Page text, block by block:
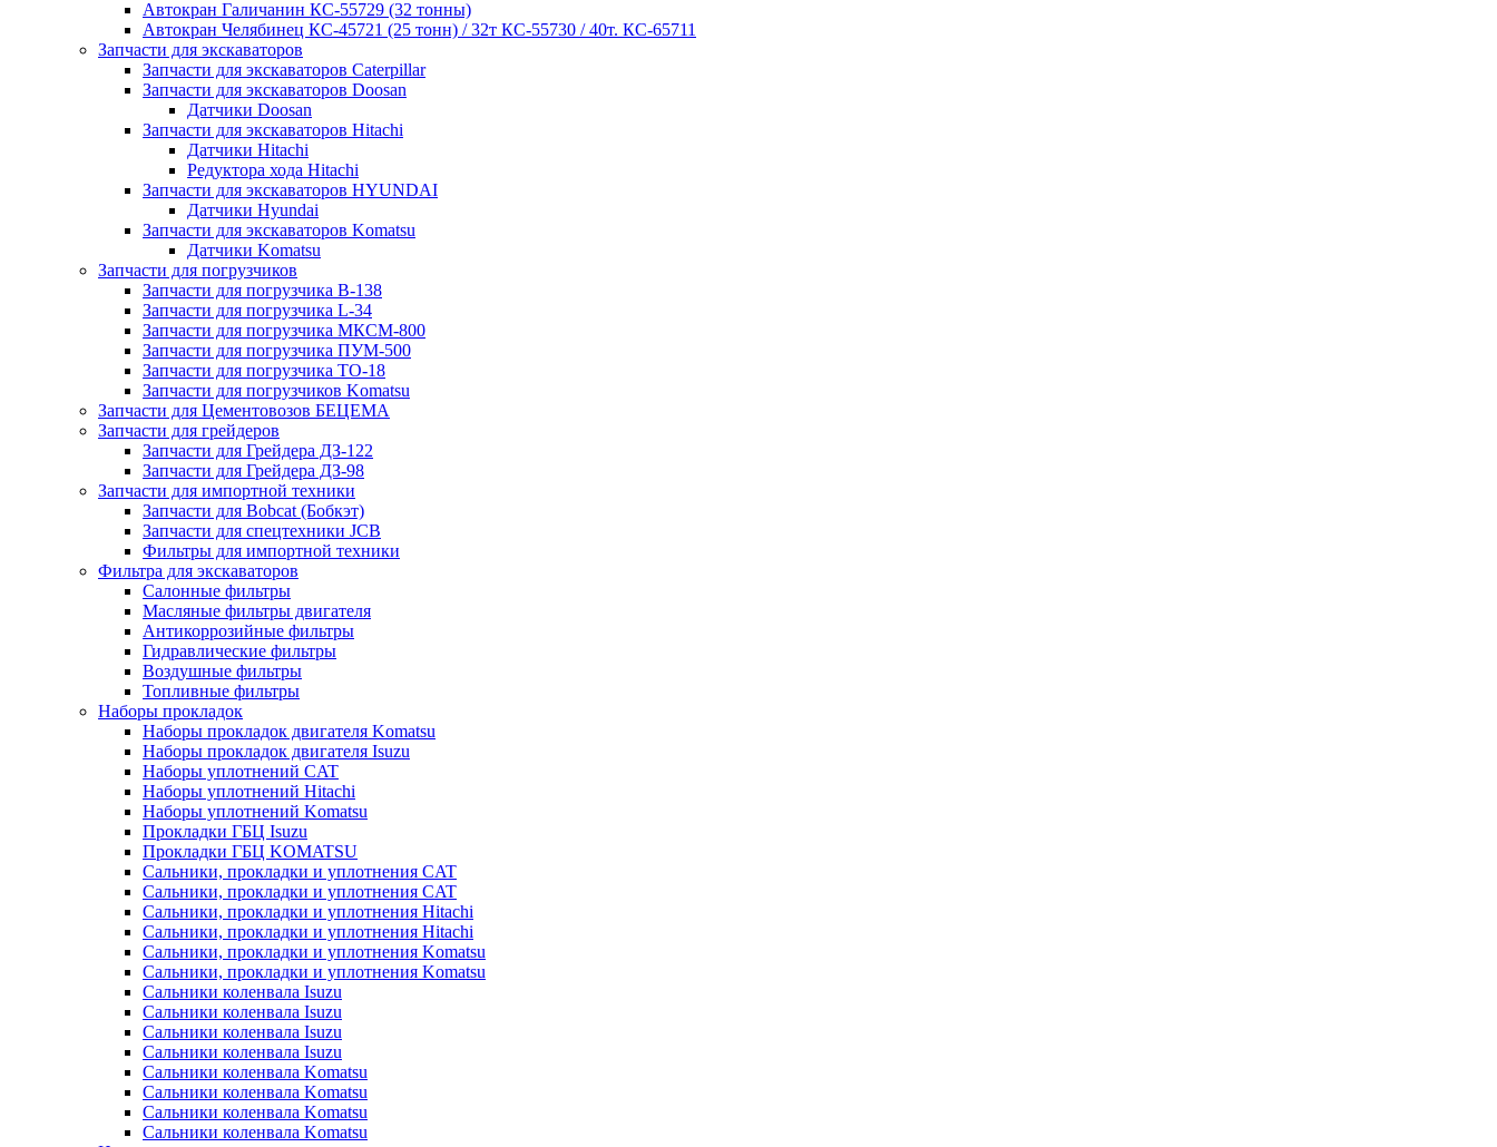
Автокран Галичанин КС-55729 (32 тонны)
Автокран Челябинец КС-45721 (25 тонн) / 32т КС-55730 / 40т. КС-65711
Запчасти для экскаваторов
Запчасти для экскаваторов Caterpillar
Запчасти для экскаваторов Doosan
Датчики Doosan
Запчасти для экскаваторов Hitachi
Датчики Hitachi
Редуктора хода Hitachi
Запчасти для экскаваторов HYUNDAI
Датчики Hyundai
Запчасти для экскаваторов Komatsu
Датчики Komatsu
Запчасти для погрузчиков
Запчасти для погрузчика B-138
Запчасти для погрузчика L-34
Запчасти для погрузчика МКСМ-800
Запчасти для погрузчика ПУМ-500
Запчасти для погрузчика ТО-18
Запчасти для погрузчиков Komatsu
Запчасти для Цементовозов БЕЦЕМА
Запчасти для грейдеров
Запчасти для Грейдера ДЗ-122
Запчасти для Грейдера ДЗ-98
Запчасти для импортной техники
Запчасти для Bobcat (Бобкэт)
Запчасти для спецтехники JCB
Фильтры для импортной техники
Фильтра для экскаваторов
Салонные фильтры
Масляные фильтры двигателя
Антикоррозийные фильтры
Гидравлические фильтры
Воздушные фильтры
Топливные фильтры
Наборы прокладок
Наборы прокладок двигателя Komatsu
Наборы прокладок двигателя Isuzu
Наборы уплотнений CAT
Наборы уплотнений Hitachi
Наборы уплотнений Komatsu
Прокладки ГБЦ Isuzu
Прокладки ГБЦ KOMATSU
Сальники, прокладки и уплотнения CAT
Сальники, прокладки и уплотнения CAT
Сальники, прокладки и уплотнения Hitachi
Сальники, прокладки и уплотнения Hitachi
Сальники, прокладки и уплотнения Komatsu
Сальники, прокладки и уплотнения Komatsu
Сальники коленвала Isuzu
Сальники коленвала Isuzu
Сальники коленвала Isuzu
Сальники коленвала Isuzu
Сальники коленвала Komatsu
Сальники коленвала Komatsu
Сальники коленвала Komatsu
Сальники коленвала Komatsu